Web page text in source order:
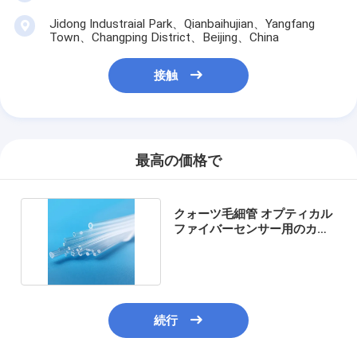
Jidong Industraial Park、Qianbaihujian、Yangfang
Town、Changping District、Beijing、China
接触
最高の価格で
クォーツ毛細管 オプティカル
ファイバーセンサー用のカス
続行